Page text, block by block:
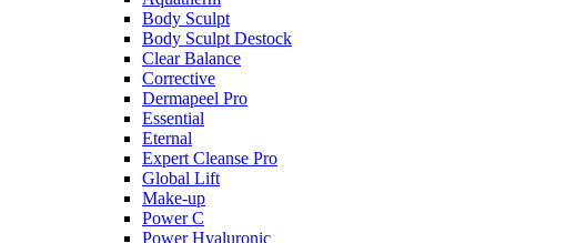
Body Sculpt
Body Sculpt Destock
Clear Balance
Corrective
Dermapeel Pro
Essential
Eternal
Expert Cleanse Pro
Global Lift
Make-up
Power C
Power Hyaluronic